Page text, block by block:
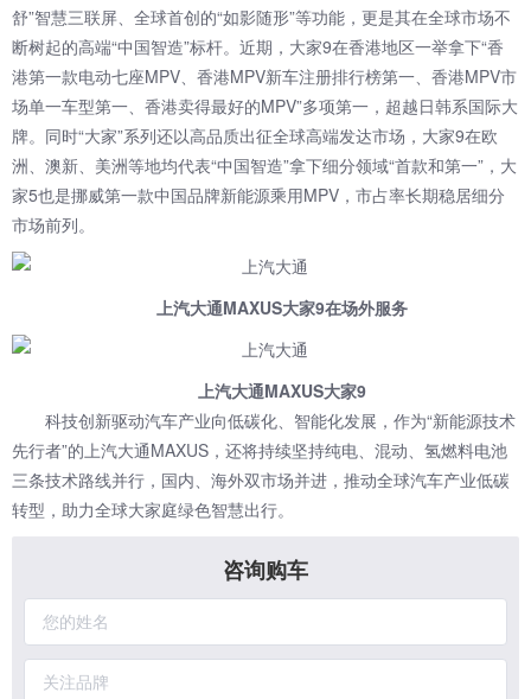
舒”智慧三联屏、全球首创的“如影随形”等功能，更是其在全球市场不
断树起的高端“中国智造”标杆。近期，大家9在香港地区一举拿下“香
港第一款电动七座MPV、香港MPV新车注册排行榜第一、香港MPV市
场单一车型第一、香港卖得最好的MPV”多项第一，超越日韩系国际大
牌。同时“大家”系列还以高品质出征全球高端发达市场，大家9在欧
洲、澳新、美洲等地均代表“中国智造”拿下细分领域“首款和第一”，大
家5也是挪威第一款中国品牌新能源乘用MPV，市占率长期稳居细分
市场前列。
上汽大通MAXUS大家9在场外服务
上汽大通MAXUS大家9
科技创新驱动汽车产业向低碳化、智能化发展，作为“新能源技术
先行者”的上汽大通MAXUS，还将持续坚持纯电、混动、氢燃料电池
三条技术路线并行，国内、海外双市场并进，推动全球汽车产业低碳
转型，助力全球大家庭绿色智慧出行。
咨询购车